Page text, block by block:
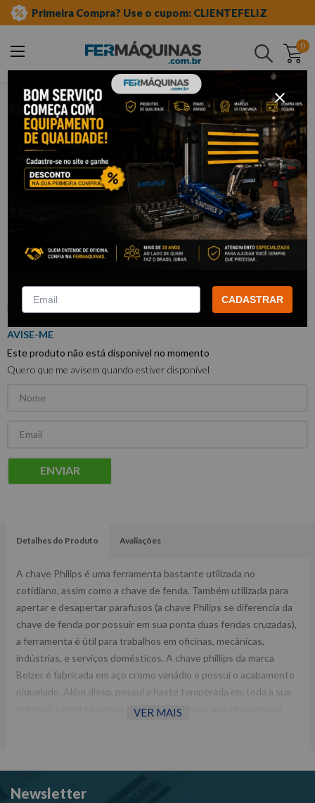
Primeira Compra? Use o cupom: CLIENTEFELIZ
0
Buscar
ferramentas manuais
chave de fenda e phillips
phillips
INATIVOChave Phillips 1/8" x 4" -
BELZER
INATIVO217101-4B
BELZER
Este produto não está disponível no momento
Quero que me avisem quando estiver disponível
ENVIAR
Detalhes do Produto Avaliações
A chave Philips é uma ferramenta bastante utilizada no
cotidiano, assim como a chave de fenda. Também utilizada para
apertar e desapertar parafusos (a chave Philips se diferencia da
chave de fenda por possuir em sua ponta duas fendas cruzadas),
a ferramenta é útil para trabalhos em oficinas, mecânicas,
indústrias, e serviços domésticos. A chave phillips da marca
Belzer é fabricada em aço cromo vanádio e possui o acabamento
niquelado. Além disso, possui a haste temperada em toda a sua
extensão, ponta oxidada e cabo ergonômico que proporciona
Comprimento total: 194 mm.
VER MAIS
Newsletter
CADASTRAR